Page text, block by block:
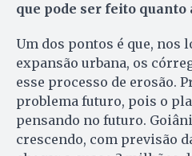
que pode ser feito quanto
Um dos pontos é que, nos
expansão urbana, os
esse processo de erosão.
problema futuro, pois o
pensando no futuro.
crescendo, com previsão